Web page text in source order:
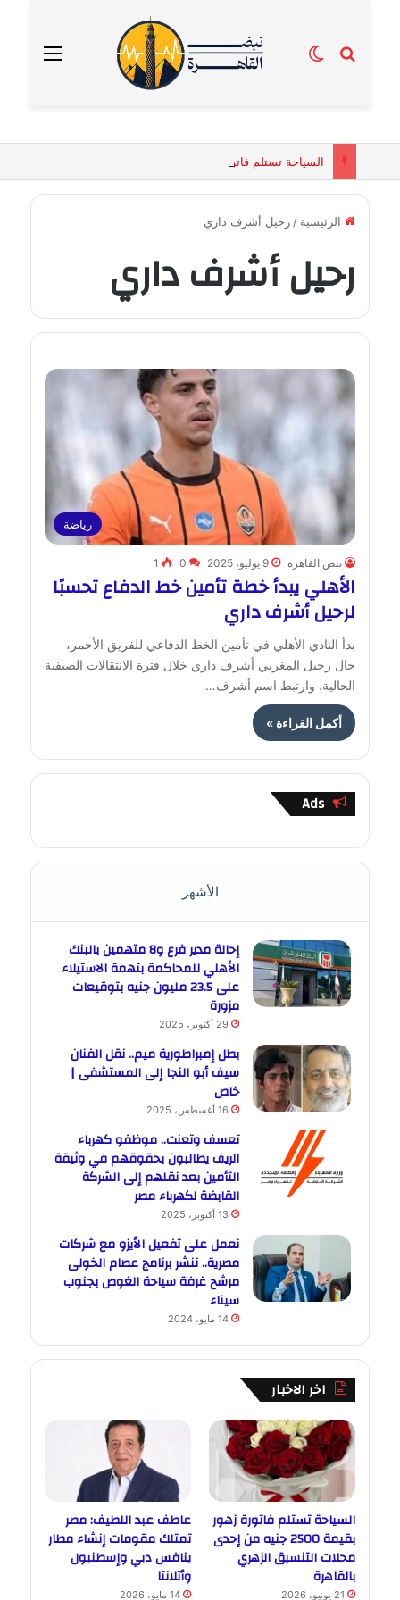
القائمة بحث عنالوضع المظلم
الرئيسية / رحيل أشرف داري
رحيل أشرف داري
رياضة
نبض القاهرة 9 يوليو، 2025 0
1
الأهلي يبدأ خطة تأمين خط الدفاع تحسبًا
لرحيل أشرف داري
بدأ النادي الأهلي في تأمين الخط الدفاعي للفريق الأحمر،
حال رحيل المغربي أشرف داري خلال فترة الانتقالات الصيفية
الحالية. وارتبط اسم أشرف…
أكمل القراءة »
Ads
الأشهر
إحالة مدير فرع و8 متهمين بالبنك
الأهلي للمحاكمة بتهمة الاستيلاء
على 23.5 مليون جنيه بتوقيعات
مزورة
29 أكتوبر، 2025
بطل إمبراطورية ميم.. نقل الفنان
سيف أبو النجا إلى المستشفى |
خاص
16 أغسطس، 2025
تعسف وتعنت.. موظفو كهرباء
الريف يطالبون بحقوقهم في وثيقة
التأمين بعد نقلهم إلى الشركة
القابضة لكهرباء مصر
13 أكتوبر، 2025
نعمل على تفعيل الأيزو مع شركات
مصرية.. ننشر برنامج عصام الخولى
مرشح غرفة سياحة الغوص بجنوب
سيناء
14 مايو، 2024
اخر الاخبار
السياحة تستلم فاتورة زهور
بقيمة 2500 جنيه من إحدى
محلات التنسيق الزهري
بالقاهرة
21 يونيو، 2026
عاطف عبد اللطيف: مصر
تمتلك مقومات إنشاء مطار
ينافس دبي وإسطنبول
وأتلانتا
14 مايو، 2026